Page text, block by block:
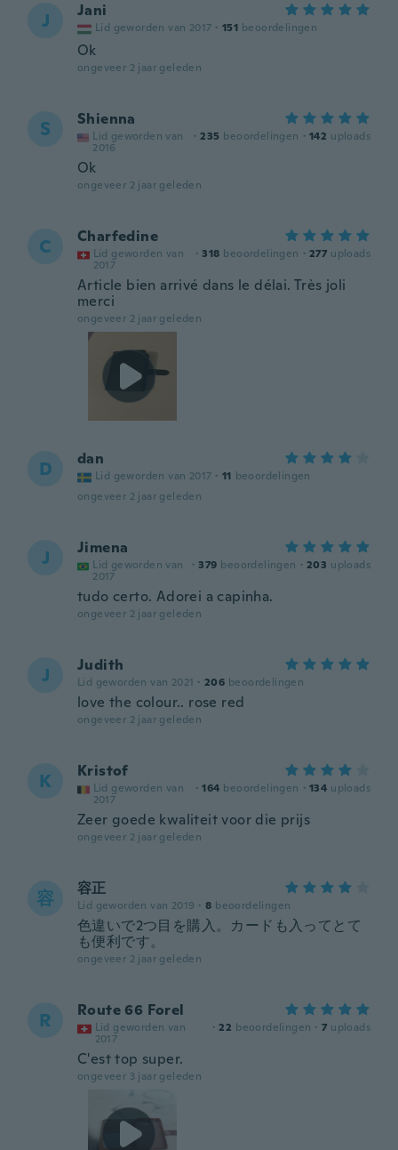
J Jani
Lid geworden van 2017 · 151 beoordelingen
Ok
ongeveer 2 jaar geleden
S Shienna
Lid geworden van
2016
· 235 beoordelingen · 142 uploads
Ok
ongeveer 2 jaar geleden
C Charfedine
Lid geworden van
2017
· 318 beoordelingen · 277 uploads
Article bien arrivé dans le délai. Très joli
merci
ongeveer 2 jaar geleden
D dan
Lid geworden van 2017 · 11 beoordelingen
ongeveer 2 jaar geleden
J Jimena
Lid geworden van
2017
· 379 beoordelingen · 203 uploads
tudo certo. Adorei a capinha.
ongeveer 2 jaar geleden
J Judith
Lid geworden van 2021 · 206 beoordelingen
love the colour.. rose red
ongeveer 2 jaar geleden
K Kristof
Lid geworden van
2017
· 164 beoordelingen · 134 uploads
Zeer goede kwaliteit voor die prijs
ongeveer 2 jaar geleden
容 容正
Lid geworden van 2019 · 8 beoordelingen
色違いで2つ目を購入。カードも入ってとて
も便利です。
ongeveer 2 jaar geleden
R Route 66 Forel
Lid geworden van
2017
· 22 beoordelingen · 7 uploads
C'est top super.
ongeveer 3 jaar geleden